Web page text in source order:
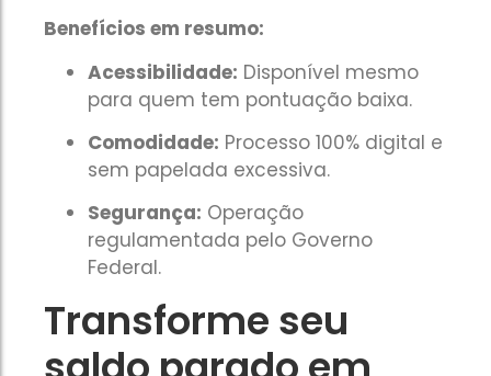
Benefícios em resumo:
Acessibilidade: Disponível mesmo
para quem tem pontuação baixa.
Comodidade: Processo 100% digital e
sem papelada excessiva.
Segurança: Operação
regulamentada pelo Governo
Federal.
Transforme seu